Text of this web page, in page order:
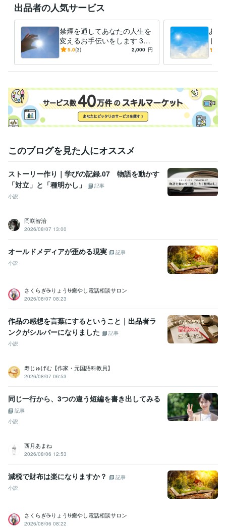
出品者の人気サービス
禁煙を通してあなたの人生を
変えるお手伝いをします 30
日間でタバコをやめるお手伝
5.0(3) 2,000 円
あな
ト
魅力
このブログを見た人にオススメ
ストーリー作り｜学びの記録.07 物語を動かす
「対立」と「種明かし」
記事
小説
岡咲智治
2026/08/07 13:00
オールドメディアが歪める現実
記事
小説
さくらぎ☕りょう⛎癒やし電話相談サロン
2026/08/07 08:23
作品の感想を言葉にするということ｜出品者ラ
ンクがシルバーになりました
記事
小説
寿じゅげむ【作家・元国語科教員】
2026/08/07 06:53
同じ一行から、3つの違う短編を書き出してみる
記事
小説
西月あまね
2026/08/06 12:53
減税で財布は楽になりますか？
記事
小説
さくらぎ☕りょう⛎癒やし電話相談サロン
2026/08/06 08:22